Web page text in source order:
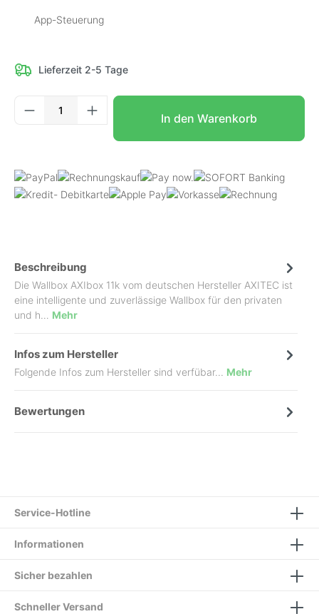
App-Steuerung
Lieferzeit 2-5 Tage
Produkt Anzahl: Gib den gewünschten
In den Warenkorb
Beschreibung
Die Wallbox AXIbox 11k vom deutschen Hersteller AXITEC ist
eine intelligente und zuverlässige Wallbox für den privaten
und h… Mehr
Infos zum Hersteller
Folgende Infos zum Hersteller sind verfübar... Mehr
Bewertungen
Service-Hotline
Informationen
Sicher bezahlen
Schneller Versand